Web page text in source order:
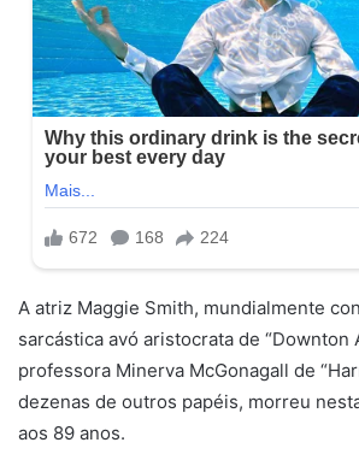
A atriz Maggie Smith, mundialmente
sarcástica avó aristocrata de “Downton
professora Minerva McGonagall de
dezenas de outros papéis, morreu
aos 89 anos.